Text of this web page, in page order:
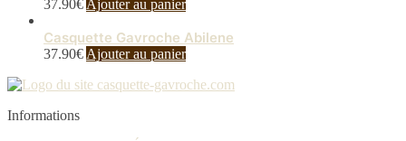
37.90€ Ajouter au panier
Casquette Gavroche Abilene
37.90€ Ajouter au panier
Informations